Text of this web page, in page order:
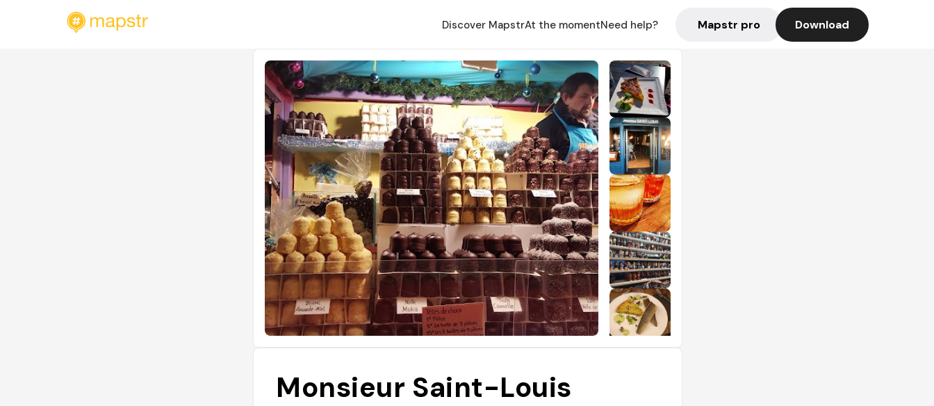
Discover MapstrAt the momentNeed help? Mapstr pro Download
Monsieur Saint-Louis